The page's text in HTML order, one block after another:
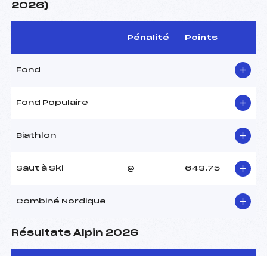
2026)
Pénalité Points
Fond
Fond Populaire
Biathlon
Saut à Ski @ 643.75
Combiné Nordique
Résultats Alpin 2026